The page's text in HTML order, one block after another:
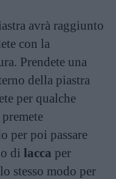
avrà raggiunto
con la
Prendete una
della piastra
per qualche
premete
per poi passare
di lacca per
stesso modo per